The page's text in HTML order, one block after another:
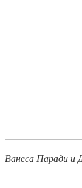
Ванеса Паради и